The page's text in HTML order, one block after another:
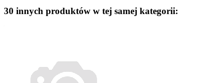
30 innych produktów w tej samej kategorii: